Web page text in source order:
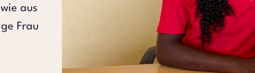
aus
Frau